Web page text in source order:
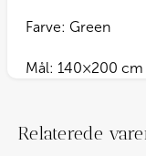
Farve: Green
Mål: 140×200 cm
Relaterede